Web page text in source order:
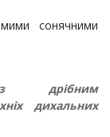
сонячними
дрібним
дихальних